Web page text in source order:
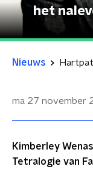
het
Nieuws
ma 27 november
Kimberley
Tetralogie van